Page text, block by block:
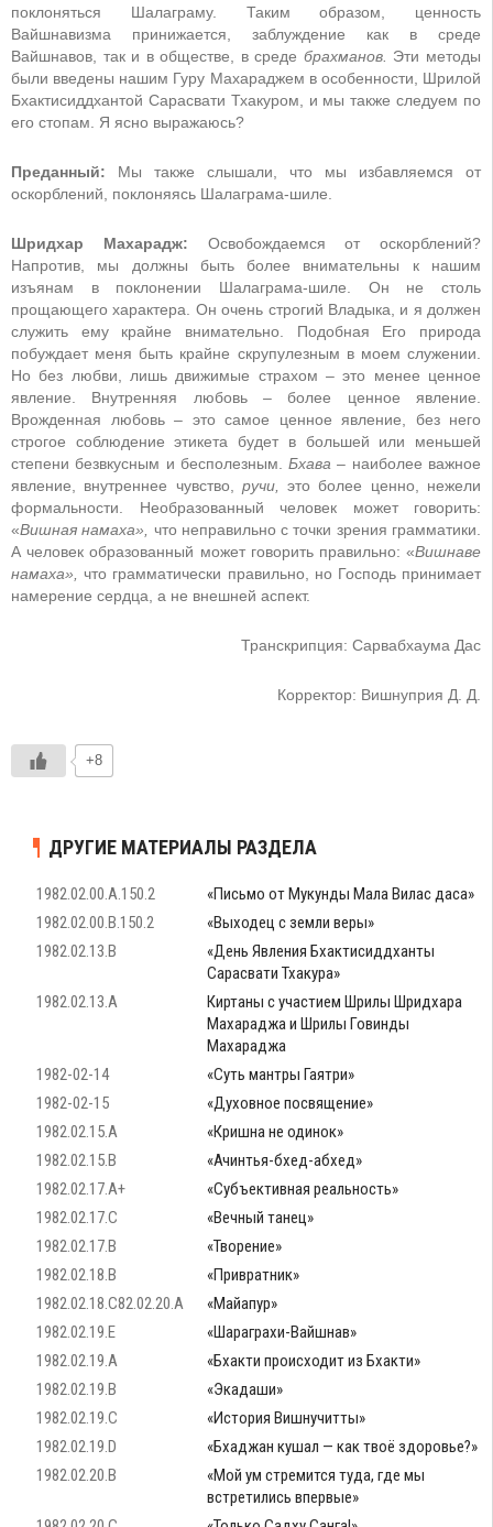
поклоняться Шалаграму. Таким образом, ценность
Вайшнавизма принижается, заблуждение как в среде
Вайшнавов, так и в обществе, в среде брахманов. Эти методы
были введены нашим Гуру Махараджем в особенности, Шрилой
Бхактисиддхантой Сарасвати Тхакуром, и мы также следуем по
его стопам. Я ясно выражаюсь?
Преданный: Мы также слышали, что мы избавляемся от
оскорблений, поклоняясь Шалаграма-шиле.
Шридхар Махарадж: Освобождаемся от оскорблений?
Напротив, мы должны быть более внимательны к нашим
изъянам в поклонении Шалаграма-шиле. Он не столь
прощающего характера. Он очень строгий Владыка, и я должен
служить ему крайне внимательно. Подобная Его природа
побуждает меня быть крайне скрупулезным в моем служении.
Но без любви, лишь движимые страхом – это менее ценное
явление. Внутренняя любовь – более ценное явление.
Врожденная любовь – это самое ценное явление, без него
строгое соблюдение этикета будет в большей или меньшей
степени безвкусным и бесполезным.Бхава – наиболее важное
явление, внутреннее чувство, ручи,это более ценно, нежели
формальности. Необразованный человек может говорить:
«Вишная намаха», что неправильно с точки зрения грамматики.
А человек образованный может говорить правильно: «Вишнаве
намаха»,что грамматически правильно, но Господь принимает
намерение сердца, а не внешней аспект.
Транскрипция: Сарвабхаума Дас
Корректор: Вишнуприя Д. Д.
+8
ДРУГИЕ МАТЕРИАЛЫ РАЗДЕЛА
1982.02.00.A.150.2
«Письмо от Мукунды Мала Вилас даса»
1982.02.00.B.150.2
«Выходец с земли веры»
1982.02.13.B
«День Явления Бхактисиддханты
Сарасвати Тхакура»
1982.02.13.A
Киртаны с участием Шрилы Шридхара
Махараджа и Шрилы Говинды
Махараджа
1982-02-14
«Суть мантры Гаятри»
1982-02-15
«Духовное посвящение»
1982.02.15.A
«Кришна не одинок»
1982.02.15.B
«Ачинтья-бхед-абхед»
1982.02.17.A+
«Субъективная реальность»
1982.02.17.C
«Вечный танец»
1982.02.17.B
«Творение»
1982.02.18.B
«Привратник»
1982.02.18.C82.02.20.A
«Майапур»
1982.02.19.E
«Шараграхи-Вайшнав»
1982.02.19.A
«Бхакти происходит из Бхакти»
1982.02.19.B
«Экадаши»
1982.02.19.C
«История Вишнучитты»
1982.02.19.D
«Бхаджан кушал — как твоё здоровье?»
1982.02.20.B
«Мой ум стремится туда, где мы
встретились впервые»